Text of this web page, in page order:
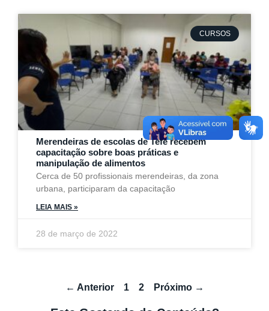
CURSOS
Merendeiras de escolas de Tefé recebem
capacitação sobre boas práticas e
manipulação de alimentos
Cerca de 50 profissionais merendeiras, da zona
urbana, participaram da capacitação
LEIA MAIS »
28 de março de 2022
← Anterior 1 2 Próximo →